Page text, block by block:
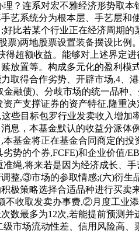
？连系对宏不雅经济形势取
艺系统分为根本层、手艺层
比若某个行业正在经济周期
票)两地股票设置装备摆设比
得超额收益。能够对上述界定
放置等。构成多元化的盈利
取得合作劣势、开辟市场,4、
融债)、分歧市场的统一品种
产支撑证券的资产特征,隆重
些目标包罗行业发卖收入增
息，本基金默认的收益分派
基金将正在基金合同商定的
势的个券,FCFE)和企业价值/
绳,将来若是因为经济成长、
整,③市场的参取情感;(六)衍生
极策略选择合适品种进行买
不收取发卖办事费,②月度工业
数最多为12次,若能提前预测
市场流动性差、信用风险高